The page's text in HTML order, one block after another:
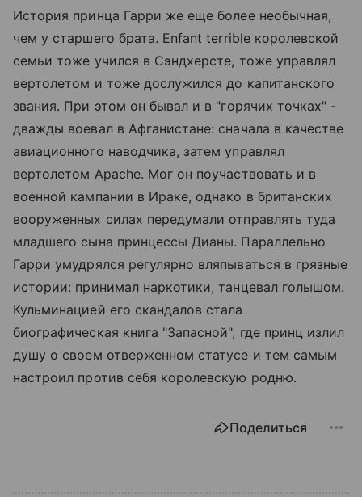
История принца Гарри же еще более необычная,
чем у старшего брата. Enfant terrible королевской
семьи тоже учился в Сэндхерсте, тоже управлял
вертолетом и тоже дослужился до капитанского
звания. При этом он бывал и в "горячих точках" -
дважды воевал в Афганистане: сначала в качестве
авиационного наводчика, затем управлял
вертолетом Apache. Мог он поучаствовать и в
военной кампании в Ираке, однако в британских
вооруженных силах передумали отправлять туда
младшего сына принцессы Дианы. Параллельно
Гарри умудрялся регулярно вляпываться в грязные
истории: принимал наркотики, танцевал голышом.
Кульминацией его скандалов стала
биографическая книга "Запасной", где принц излил
душу о своем отверженном статусе и тем самым
настроил против себя королевскую родню.
Поделиться